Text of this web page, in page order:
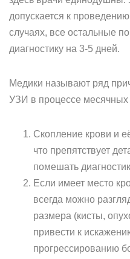
допускается к
случаях, все остальные
диагностику на 3-5 дней.
Медики называют ряд
УЗИ в процессе
Скопление крови и
что препятствует
помешать
Если имеет место
всегда можно
размера (кисты,
привести к
прогрессированию